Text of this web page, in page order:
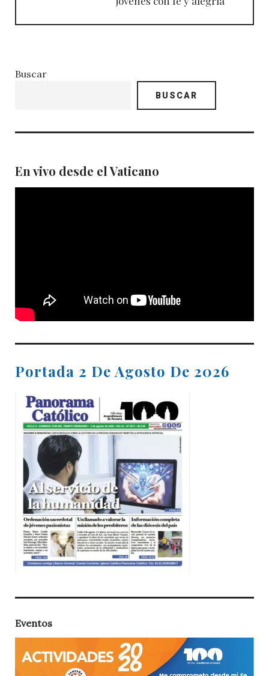
Buscar
BUSCAR
En vivo desde el Vaticano
Portada 2 De Agosto De 2026
Eventos